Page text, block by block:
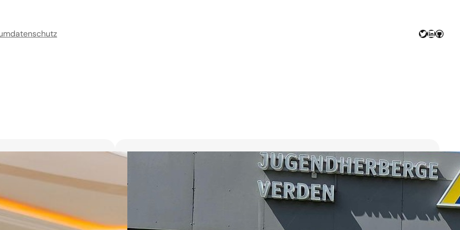
datenschutz Twitter
LinkedIn